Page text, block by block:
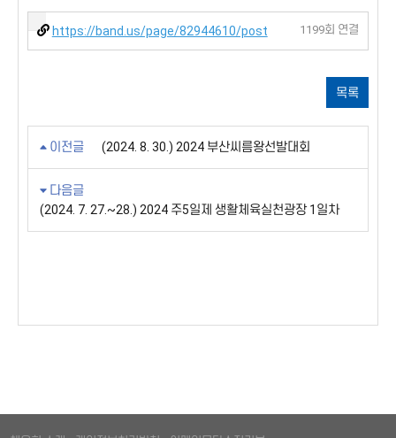
https://band.us/page/82944610/post 1199회 연결
목록
이전글 (2024. 8. 30.) 2024 부산씨름왕선발대회
다음글
(2024. 7. 27.~28.) 2024 주5일제 생활체육실천광장 1일차